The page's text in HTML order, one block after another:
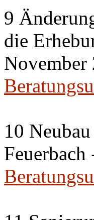
9
die
November
10